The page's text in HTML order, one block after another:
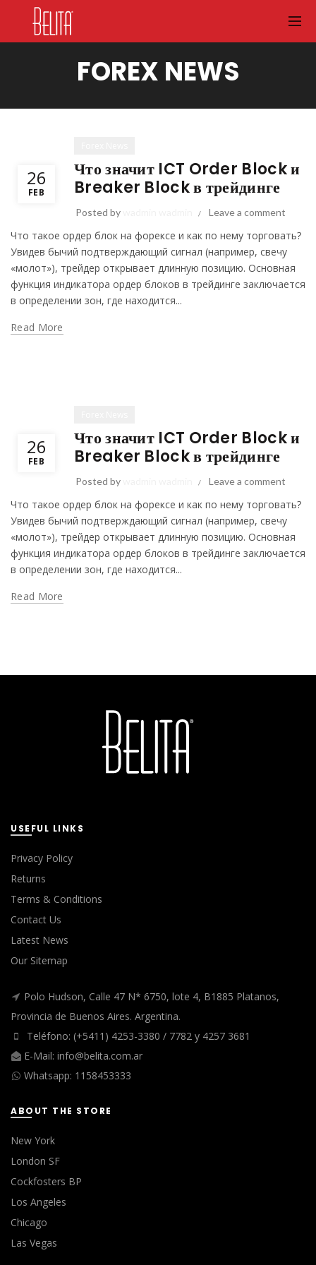
FOREX NEWS
26
FEB
Что значит ICT Order Block и
Breaker Block в трейдинге
Posted by Leave a comment
Что такое ордер блок на форексе и как по нему торговать?
Увидев бычий подтверждающий сигнал (например, свечу
«молот»), трейдер открывает длинную позицию. Основная
функция индикатора ордер блоков в трейдинге заключается
в определении зон, где находится...
Read More
26
FEB
Что значит ICT Order Block и
Breaker Block в трейдинге
Posted by Leave a comment
Что такое ордер блок на форексе и как по нему торговать?
Увидев бычий подтверждающий сигнал (например, свечу
«молот»), трейдер открывает длинную позицию. Основная
функция индикатора ордер блоков в трейдинге заключается
в определении зон, где находится...
Read More
USEFUL LINKS
Privacy Policy
Returns
Terms & Conditions
Contact Us
Latest News
Our Sitemap
Polo Hudson, Calle 47 N* 6750, lote 4, B1885 Platanos,
Provincia de Buenos Aires. Argentina.
Teléfono: (+5411) 4253-3380 / 7782 y 4257 3681
E-Mail: info@belita.com.ar
Whatsapp: 1158453333
ABOUT THE STORE
New York
London SF
Cockfosters BP
Los Angeles
Chicago
Las Vegas